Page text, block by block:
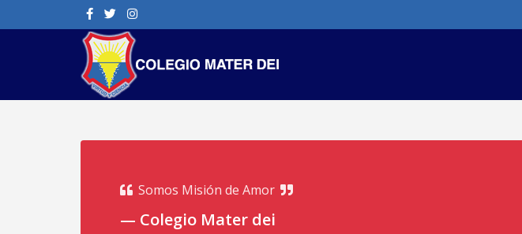
Somos Misión de Amor
Colegio Mater dei